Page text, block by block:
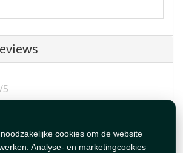
cookies om de website
Analyse- en marketingcookies